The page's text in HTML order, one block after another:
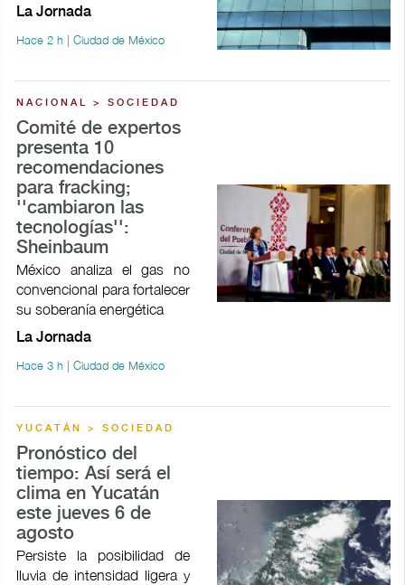
La Jornada
Hace 2 h | Ciudad de México
NACIONAL > SOCIEDAD
Comité de expertos
presenta 10
recomendaciones
para fracking;
''cambiaron las
tecnologías'':
Sheinbaum
México analiza el gas no
convencional para fortalecer
su soberanía energética
La Jornada
Hace 3 h | Ciudad de México
YUCATÁN > SOCIEDAD
Pronóstico del
tiempo: Así será el
clima en Yucatán
este jueves 6 de
agosto
Persiste la posibilidad de
lluvia de intensidad ligera y